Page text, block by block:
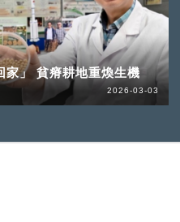
家」 貧瘠耕地重煥生機
2026-03-03